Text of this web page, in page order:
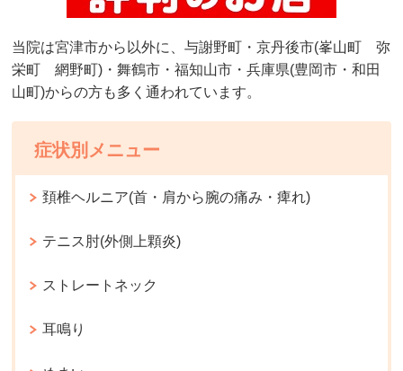
当院は宮津市から以外に、与謝野町・京丹後市(峯山町 弥
栄町 網野町)・舞鶴市・福知山市・兵庫県(豊岡市・和田
山町)からの方も多く通われています。
症状別メニュー
頚椎ヘルニア(首・肩から腕の痛み・痺れ)
テニス肘(外側上顆炎)
ストレートネック
耳鳴り